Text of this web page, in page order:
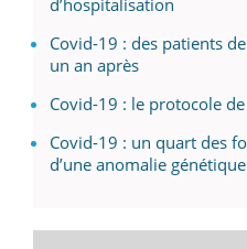
Covid-19 : des patients
un an après
Covid-19 : le protocole
Covid-19 : un quart des
d’une anomalie